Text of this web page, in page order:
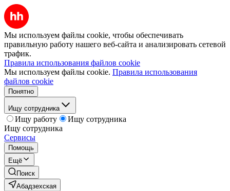
Мы используем файлы cookie, чтобы обеспечивать
правильную работу нашего веб-сайта и анализировать сетевой
трафик.
Правила использования файлов cookie
Мы используем файлы cookie. Правила использования
файлов cookie
Понятно
Ищу сотрудника
Ищу работу
Ищу сотрудника
Ищу сотрудника
Сервисы
Помощь
Ещё
Поиск
Абадзехская